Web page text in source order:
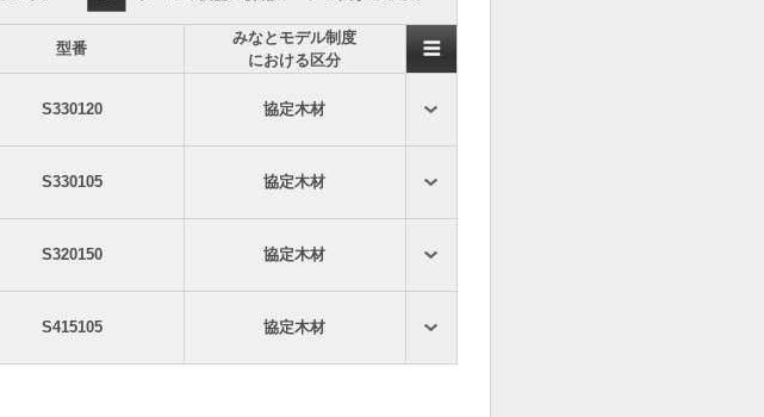
型番
みなとモデル制度
における区分
S330120 協定木材
S330105 協定木材
S320150 協定木材
S415105 協定木材